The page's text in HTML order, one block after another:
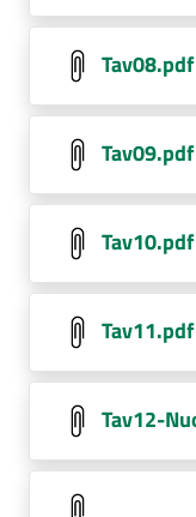
Tav08.pdf
Tav09.pdf
Tav10.pdf
Tav11.pdf
Tav12-